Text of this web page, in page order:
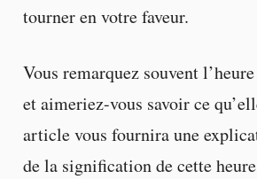
tourner en votre faveur.
Vous remarquez souvent
et aimeriez-vous savoir ce
article vous fournira une
de la signification de cette